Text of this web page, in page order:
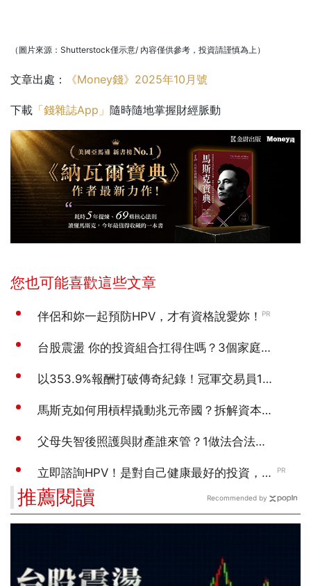
（圖片來源：Shutterstock僅示意/ 內容僅供參考，投資請謹慎為上）
文章出處： 《Money錢》2025年10月號
下載 「錢雜誌App」 隨時隨地掌握財經脈動
推薦閱讀 Recommended by